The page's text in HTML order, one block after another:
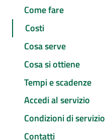
Come fare
Costi
Cosa serve
Cosa si ottiene
Tempi e scadenze
Accedi al servizio
Condizioni di servizio
Contatti